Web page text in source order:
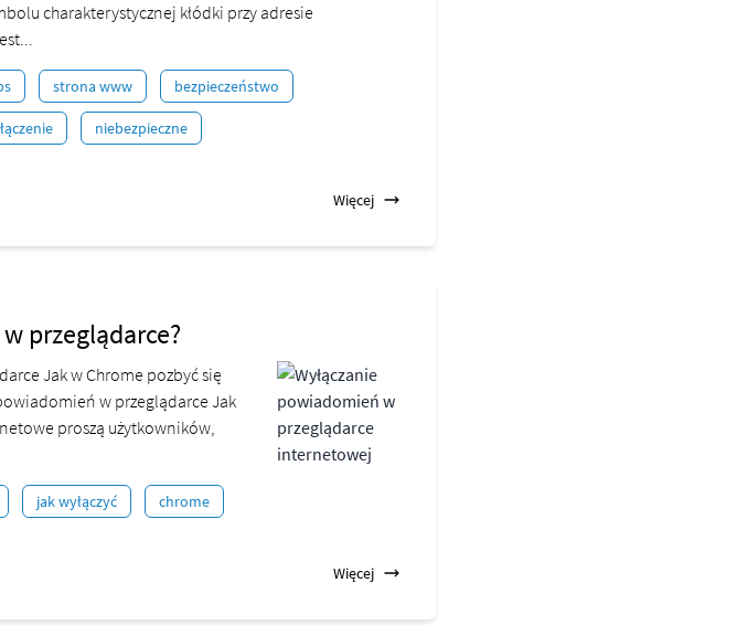
charakterystycznej kłódki przy adresie
strona www bezpieczeństwo
niebezpieczne
Więcej
przeglądarce?
Jak w Chrome pozbyć się
w przeglądarce Jak
proszą użytkowników,
jak wyłączyć chrome
Więcej